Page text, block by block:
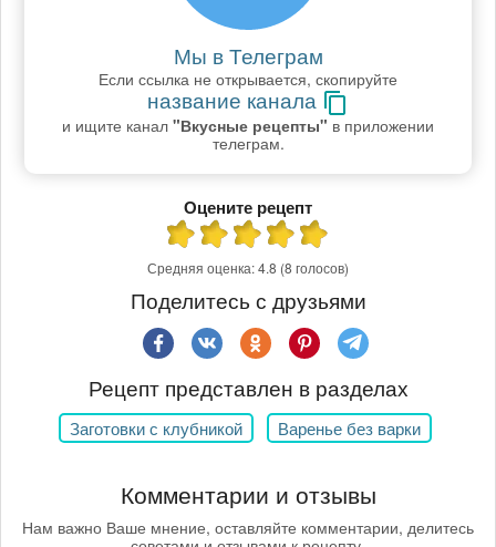
Мы в Телеграм
Если ссылка не открывается, скопируйте
название канала
и ищите канал "Вкусные рецепты" в приложении
телеграм.
Оцените рецепт
Средняя оценка:4.8 (8 голосов)
Поделитесь с друзьями
Рецепт представлен в разделах
Заготовки с клубникой Варенье без варки
Комментарии и отзывы
Нам важно Ваше мнение, оставляйте комментарии, делитесь